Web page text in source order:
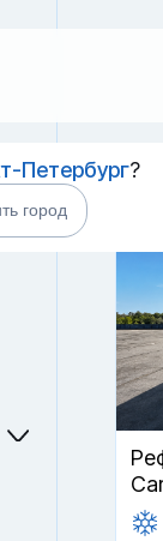
Петербург?
город